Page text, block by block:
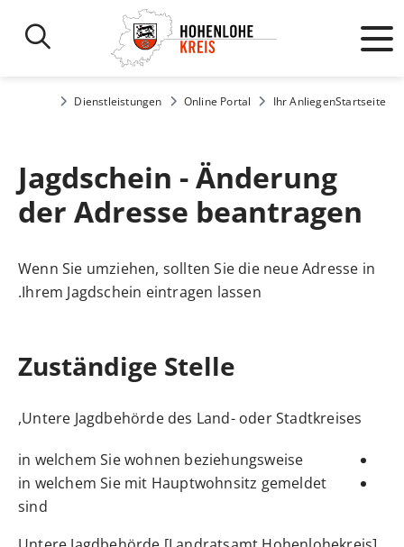
Startseite
Ihr Anliegen
Online Portal
Dienstleistungen
Jagdschein - Änderung
der Adresse beantragen
Wenn Sie umziehen, sollten Sie die neue Adresse in
Ihrem Jagdschein eintragen lassen.
Zuständige Stelle
Untere Jagdbehörde des Land- oder Stadtkreises,
in welchem Sie wohnen beziehungsweise
in welchem Sie mit Hauptwohnsitz gemeldet
sind